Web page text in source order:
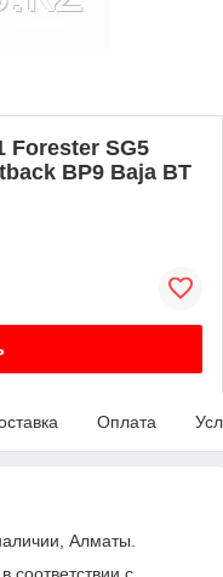
Forester SG5
BP9 Baja BT
Оплата
Алматы.
соответствии с